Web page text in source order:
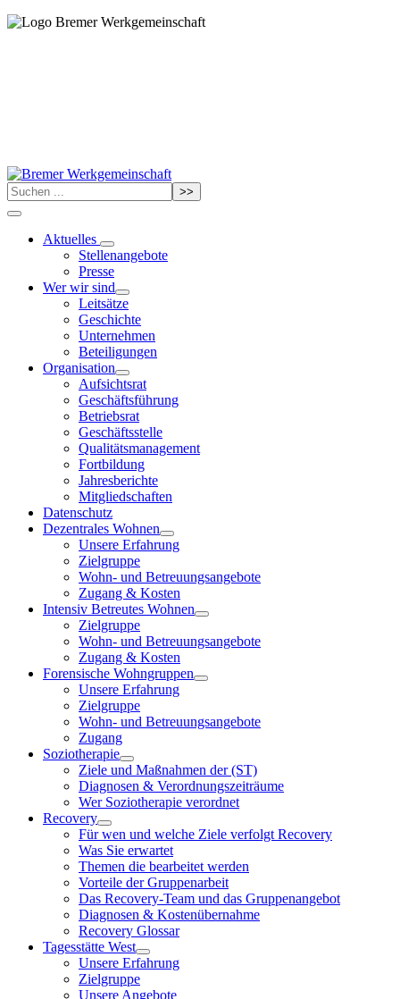
>>
Aktuelles
Stellenangebote
Presse
Wer wir sind
Leitsätze
Geschichte
Unternehmen
Beteiligungen
Organisation
Aufsichtsrat
Geschäftsführung
Betriebsrat
Geschäftsstelle
Qualitätsmanagement
Fortbildung
Jahresberichte
Mitgliedschaften
Datenschutz
Dezentrales Wohnen
Unsere Erfahrung
Zielgruppe
Wohn- und Betreuungsangebote
Zugang & Kosten
Intensiv Betreutes Wohnen
Zielgruppe
Wohn- und Betreuungsangebote
Zugang & Kosten
Forensische Wohngruppen
Unsere Erfahrung
Zielgruppe
Wohn- und Betreuungsangebote
Zugang
Soziotherapie
Ziele und Maßnahmen der (ST)
Diagnosen & Verordnungszeiträume
Wer Soziotherapie verordnet
Recovery
Für wen und welche Ziele verfolgt Recovery
Was Sie erwartet
Themen die bearbeitet werden
Vorteile der Gruppenarbeit
Das Recovery-Team und das Gruppenangebot
Diagnosen & Kostenübernahme
Recovery Glossar
Tagesstätte West
Unsere Erfahrung
Zielgruppe
Unsere Angebote